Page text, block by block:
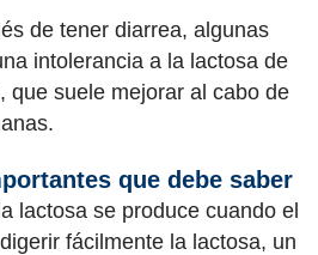
de tener diarrea, algunas
intolerancia a la lactosa de
que suele mejorar al cabo de
que debe saber
lactosa se produce cuando el
fácilmente la lactosa, un